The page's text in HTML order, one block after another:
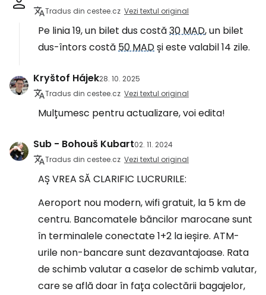
Tradus din cestee.cz Vezi textul original
Pe linia 19, un bilet dus costă30 MAD, un bilet
dus-întors costă50 MADși este valabil 14 zile.
Kryštof Hájek28. 10. 2025
Tradus din cestee.cz Vezi textul original
Mulțumesc pentru actualizare, voi edita!
Sub - Bohouš Kubart02. 11. 2024
Tradus din cestee.cz Vezi textul original
AȘ VREA SĂ CLARIFIC LUCRURILE:
Aeroport nou modern, wifi gratuit, la 5 km de
centru. Bancomatele băncilor marocane sunt
în terminalele conectate 1+2 la ieșire. ATM-
urile non-bancare sunt dezavantajoase. Rata
de schimb valutar a caselor de schimb valutar,
care se află doar în fața colectării bagajelor,